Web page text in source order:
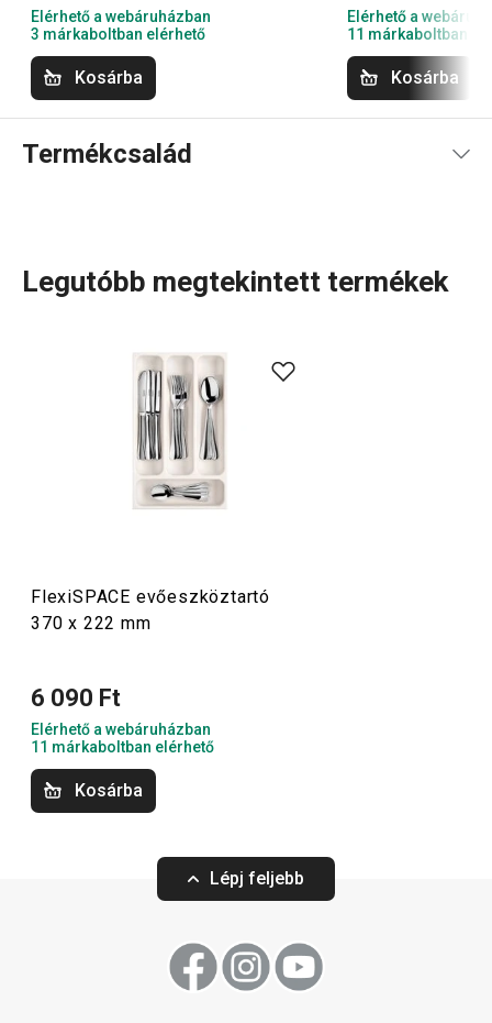
Elérhető a webáruházban
3 márkaboltban elérhető
Kosárba
Elérhető a
11 márkaboltban
Kosárba
Termékcsalád
– ilyenek a FlexiSPACE termékcsalád tagjai.
Főként a szekrényekben és fiókokban találod meg őket:
fiókrendszerezők konyhai eszközökhöz, tányér- és
fedőtartók, akasztós tartók konyhai kellékekhez. A
rendkívül széles kínálat részei még a védőalátétek, a
hűtőszekrénybe és fagyasztóba való tárolódobozok és
egy praktikus kenyértartó is helyet kapott.
Háztartás
Legutóbb megtekintett termékek
FlexiSPACE evőeszköztartó
370 x 222 mm
6 090 Ft
Elérhető a webáruházban
11 márkaboltban elérhető
Kosárba
Lépj feljebb